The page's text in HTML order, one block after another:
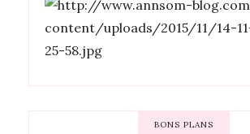
BONS PLANS